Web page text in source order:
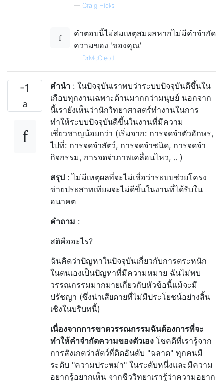
— Craig Hicks
คำตอบนี้ไม่สมเหตุสมผลหากไม่มีคำจำกัด
ความของ 'ของคุณ'
— DrMcCleod
-1 คำนำ : ในปัจจุบันเราพบว่าระบบปัจจุบันดีขึ้นใน
เกือบทุกงานเฉพาะด้านมากกว่ามนุษย์ นอกจาก
นี้เรายังเห็นว่านักวิทยาศาสตร์ทำงานในการ
ทำให้ระบบปัจจุบันดีขึ้นในงานที่มีความ
เชี่ยวชาญน้อยกว่า (เริ่มจาก: การจดจำตัวอักษร,
ไปที่: การจดจำสัตว์, การจดจำชนิด, การจดจำ
กิจกรรม, การจดจำภาพเคลื่อนไหว, .. )
สรุป : ไม่มีเหตุผลที่จะไม่เชื่อว่าระบบช่วยโครง
ข่ายประสาทเทียมจะไม่ดีขึ้นในงานที่ได้รับใน
อนาคต
คำถาม :
สติคืออะไร?
ฉันคิดว่าปัญหาในปัจจุบันเกี่ยวกับการตระหนัก
ในตนเองเป็นปัญหาที่มีความหมาย ฉันไม่พบ
วรรณกรรมมากมายเกี่ยวกับหัวข้อนี้แม้จะมี
ปรัชญา (ซึ่งน่าเสียดายที่ไม่มีประโยชน์อย่างสิ้น
เชิงในบริบทนี้)
เนื่องจากการขาดวรรณกรรมฉันต้องการที่จะ
ทำให้คำจำกัดความของตัวเอง โชคดีที่เรารู้จาก
การสังเกตว่าสัตว์ที่ติดอันดับ "ฉลาด" ทุกคนมี
ระดับ "ความประหม่า" ในระดับหนึ่งและมีความ
อยากรู้อยากเห็น จากชีววิทยาเรารู้ว่าความอยาก